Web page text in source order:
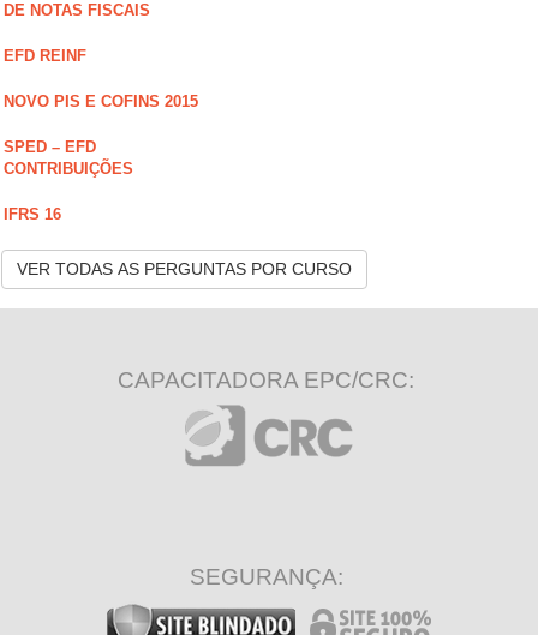
DE NOTAS FISCAIS
EFD REINF
NOVO PIS E COFINS 2015
SPED – EFD
CONTRIBUIÇÕES
IFRS 16
VER TODAS AS PERGUNTAS POR CURSO
CAPACITADORA EPC/CRC:
SEGURANÇA: